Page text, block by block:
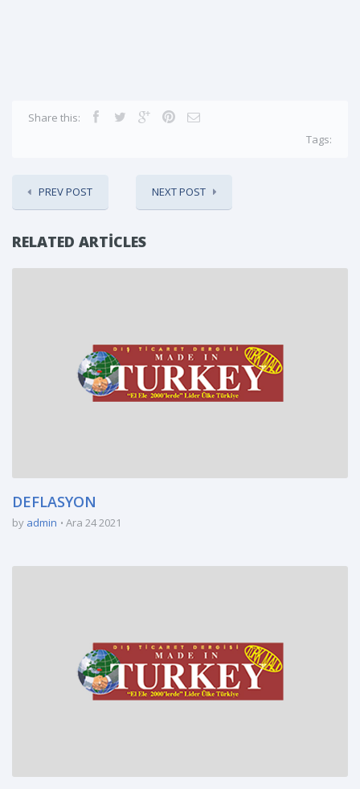
Share this:
Tags:
PREV POST NEXT POST
RELATED ARTICLES
DEFLASYON
by admin Ara 24 2021